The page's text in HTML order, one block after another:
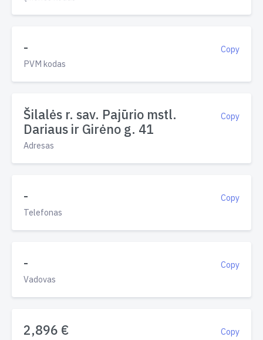
Copy
-
PVM kodas
Copy
Šilalės r. sav. Pajūrio mstl.
Dariaus ir Girėno g. 41
Adresas
Copy
-
Telefonas
Copy
-
Vadovas
Copy
2,896 €